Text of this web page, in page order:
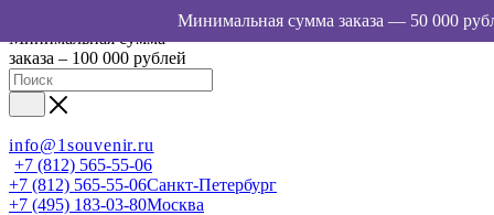
Минимальная сумма
заказа – 100 000 рублей
info@1souvenir.ru
+7 (812) 565-55-06
+7 (812) 565-55-06Санкт-Петербург
+7 (495) 183-03-80Москва